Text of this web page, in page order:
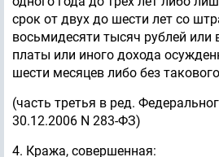
срок от двух до шести лет со
восьмидесяти тысяч рублей или
платы или иного дохода
шести месяцев либо без
(часть третья в ред.
30.12.2006 N 283-ФЗ)
4. Кража, совершенная: